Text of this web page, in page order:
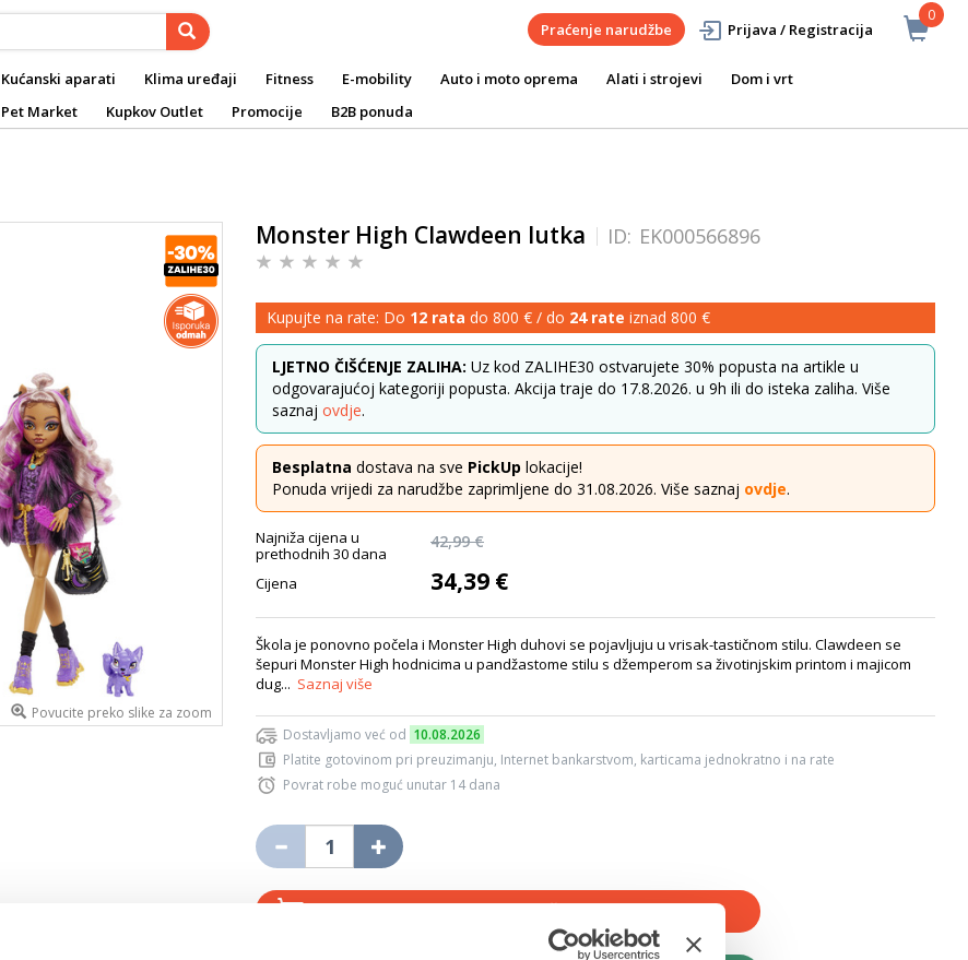
0
Praćenje narudžbe Prijava / Registracija
Kućanski aparati Klima uređaji Fitness E-mobility Auto i moto oprema Alati i strojevi
Dom i vrt
Pet Market Kupkov Outlet Promocije B2B ponuda
Povucite preko slike za zoom
Monster High Clawdeen lutka ID: EK000566896
Kupujte na rate: Do 12 rata do 800 € / do 24 rate iznad 800 €
LJETNO ČIŠĆENJE ZALIHA: Uz kod ZALIHE30 ostvarujete 30% popusta na artikle u
odgovarajućoj kategoriji popusta. Akcija traje do 17.8.2026. u 9h ili do isteka zaliha. Više
saznaj ovdje.
Besplatna dostava na sve PickUp lokacije!
Ponuda vrijedi za narudžbe zaprimljene do 31.08.2026. Više saznaj ovdje.
Najniža cijena u
prethodnih 30 dana
42,99 €
Cijena 34,39 €
Škola je ponovno počela i Monster High duhovi se pojavljuju u vrisak-tastičnom stilu. Clawdeen se
šepuri Monster High hodnicima u pandžastome stilu s džemperom sa životinjskim printom i majicom
dug... Saznaj više
Dostavljamo već od 10.08.2026
Platite gotovinom pri preuzimanju, Internet bankarstvom, karticama jednokratno i na rate
Povrat robe moguć unutar 14 dana